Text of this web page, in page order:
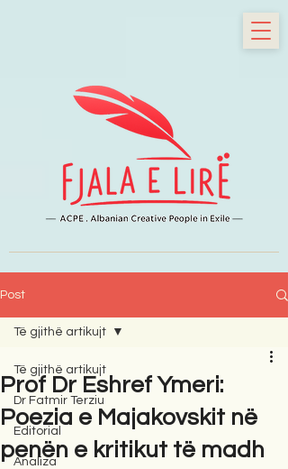
Post
Të gjithë artikujt
Dr Fatmir Terziu
Editorial
Analiza
Të gjithë artikujt
Prof Dr Eshref Ymeri:
Poezia e Majakovskit në
penën e kritikut të madh